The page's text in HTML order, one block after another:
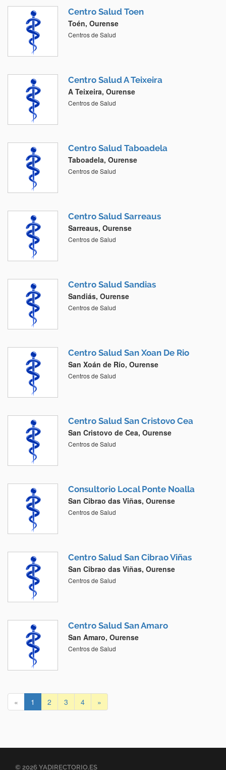
Centro Salud Toen
Toén, Ourense
Centros de Salud
Centro Salud A Teixeira
A Teixeira, Ourense
Centros de Salud
Centro Salud Taboadela
Taboadela, Ourense
Centros de Salud
Centro Salud Sarreaus
Sarreaus, Ourense
Centros de Salud
Centro Salud Sandias
Sandiás, Ourense
Centros de Salud
Centro Salud San Xoan De Rio
San Xoán de Río, Ourense
Centros de Salud
Centro Salud San Cristovo Cea
San Cristovo de Cea, Ourense
Centros de Salud
Consultorio Local Ponte Noalla
San Cibrao das Viñas, Ourense
Centros de Salud
Centro Salud San Cibrao Viñas
San Cibrao das Viñas, Ourense
Centros de Salud
Centro Salud San Amaro
San Amaro, Ourense
Centros de Salud
« 1 2 3 4 »
© 2026 YADIRECTORIO.ES